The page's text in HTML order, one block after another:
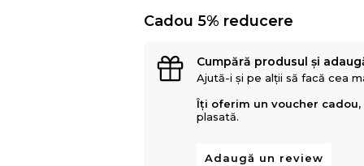
Cadou 5% reducere
Cumpără produsul și
Ajută-i și pe alții să facă cea
Îți oferim un voucher cadou,
plasată.
Adaugă un review